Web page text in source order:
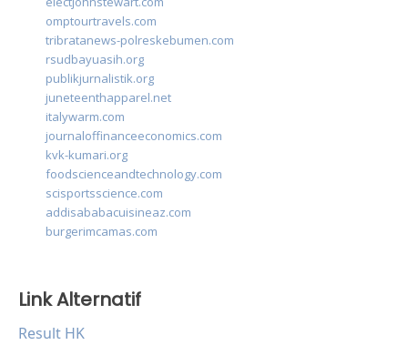
omptourtravels.com
tribratanews-polreskebumen.com
rsudbayuasih.org
publikjurnalistik.org
juneteenthapparel.net
italywarm.com
journaloffinanceeconomics.com
kvk-kumari.org
foodscienceandtechnology.com
scisportsscience.com
addisababacuisineaz.com
burgerimcamas.com
Link Alternatif
Result HK